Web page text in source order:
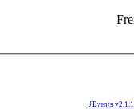
JEvents